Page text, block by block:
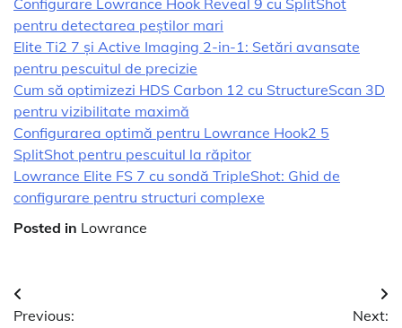
pentru detectarea peștilor mari
Elite Ti2 7 și Active Imaging 2-in-1: Setări avansate
pentru pescuitul de precizie
Cum să optimizezi HDS Carbon 12 cu StructureScan 3D
pentru vizibilitate maximă
Configurarea optimă pentru Lowrance Hook2 5
SplitShot pentru pescuitul la răpitor
Lowrance Elite FS 7 cu sondă TripleShot: Ghid de
configurare pentru structuri complexe
Posted in Lowrance
Navigare
Previous:
Next: